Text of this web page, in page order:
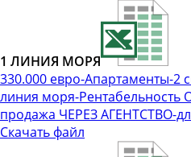
1 ЛИНИЯ МОРЯ
330.000 евро-Апартаменты-2
линия моря-
продажа ЧЕРЕЗ АГЕНТСТВО-
Скачать файл